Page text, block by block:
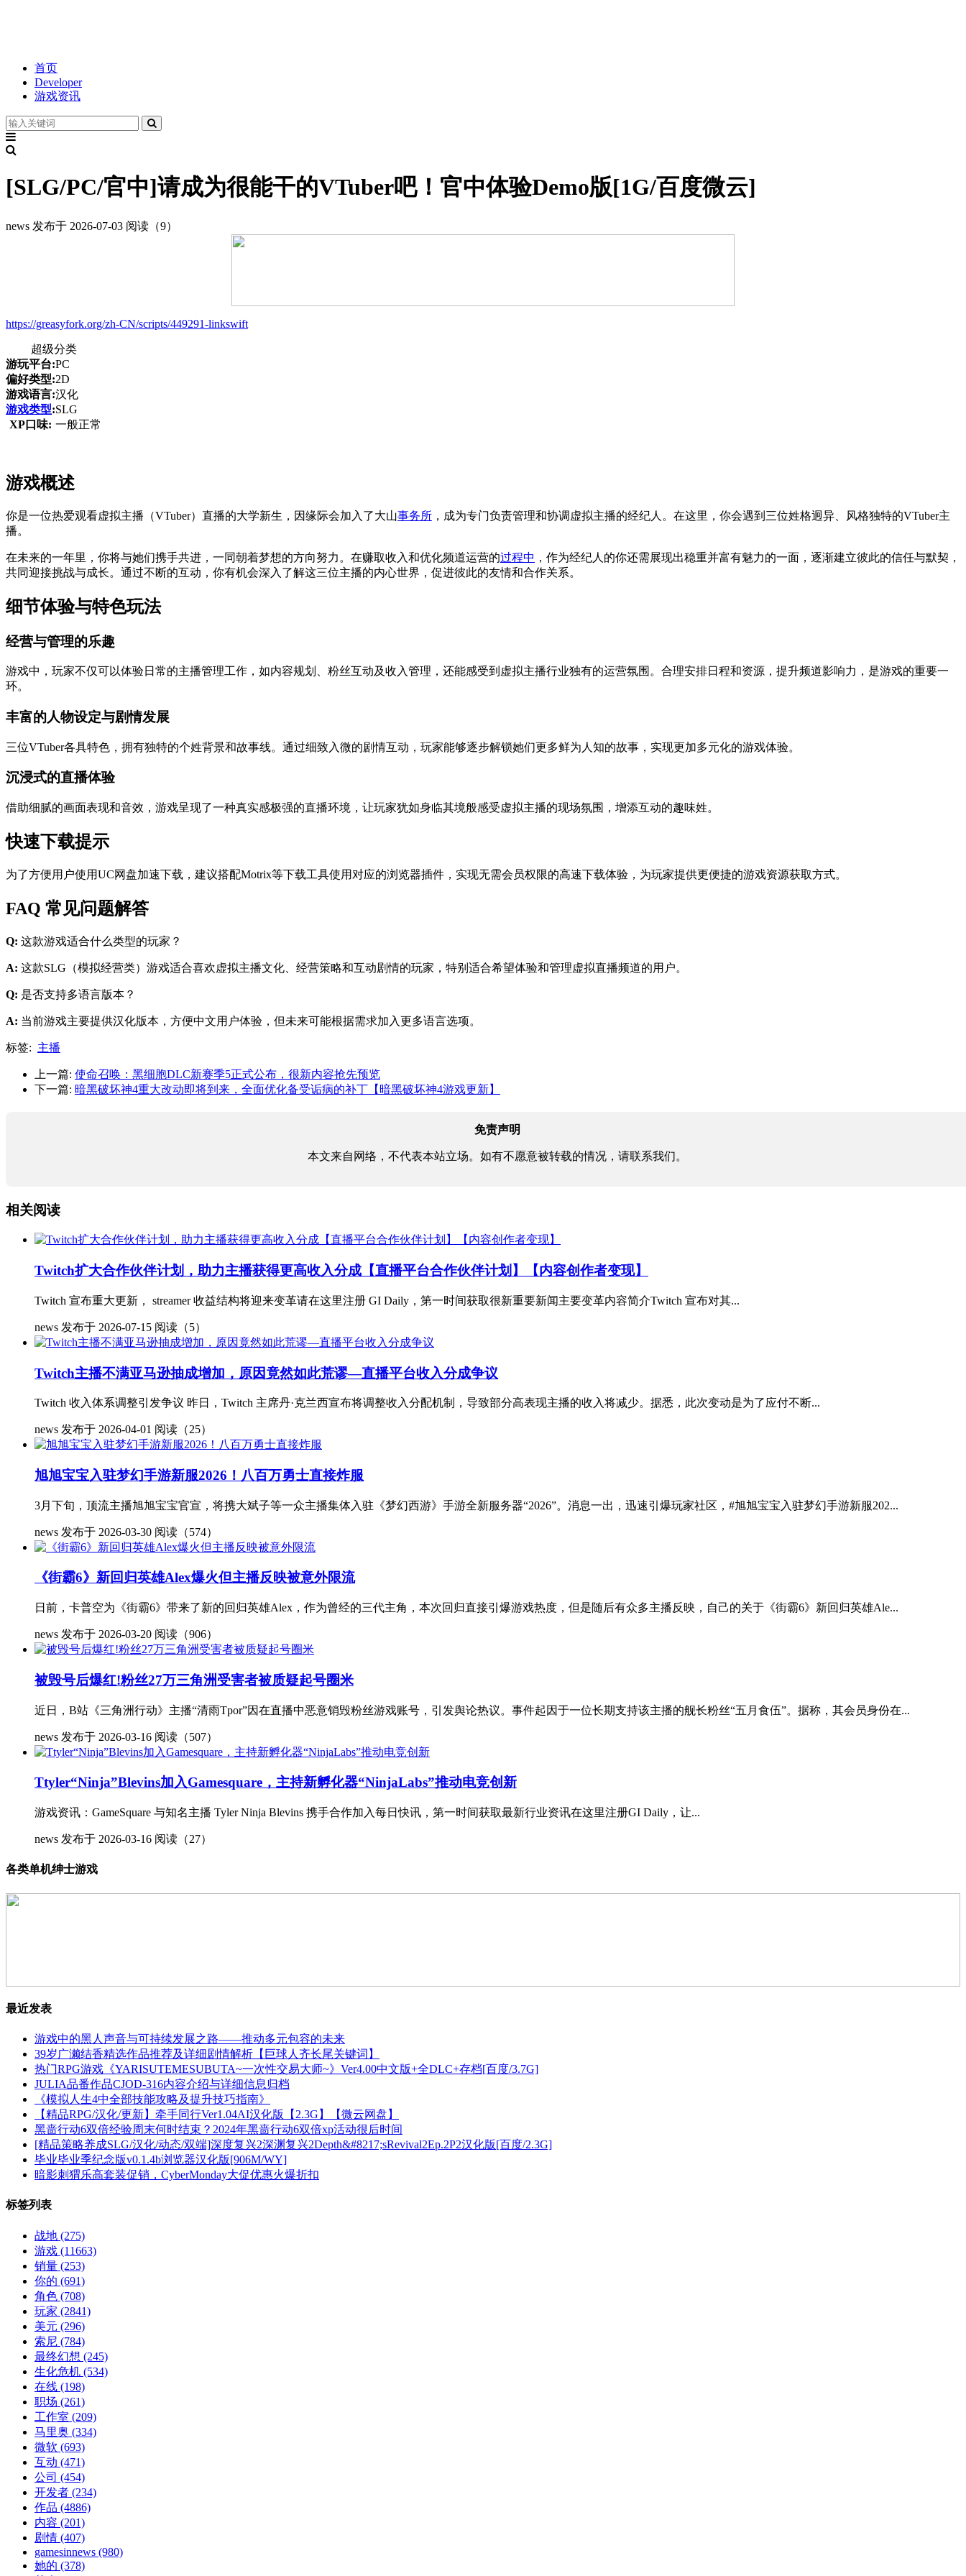
首页
Developer
游戏资讯
[SLG/PC/官中]请成为很能干的VTuber吧！官中体验Demo版[1G/百度微云]
news 发布于 2026-07-03 阅读（9）
https://greasyfork.org/zh-CN/scripts/449291-linkswift
超级分类
游玩平台:PC
偏好类型:2D
游戏语言:汉化
游戏类型:SLG
XP口味: 一般正常
游戏概述
你是一位热爱观看虚拟主播（VTuber）直播的大学新生，因缘际会加入了大山事务所 ，成为专门负责管理和协调虚拟主播的经纪人。在这里，你会遇到三位姓格迥异、风格独特的VTuber主
播。
在未来的一年里，你将与她们携手共进，一同朝着梦想的方向努力。在赚取收入和优化频道运营的过程中 ，作为经纪人的你还需展现出稳重并富有魅力的一面，逐渐建立彼此的信任与默契，
共同迎接挑战与成长。通过不断的互动，你有机会深入了解这三位主播的内心世界，促进彼此的友情和合作关系。
细节体验与特色玩法
经营与管理的乐趣
游戏中，玩家不仅可以体验日常的主播管理工作，如内容规划、粉丝互动及收入管理，还能感受到虚拟主播行业独有的运营氛围。合理安排日程和资源，提升频道影响力，是游戏的重要一
环。
丰富的人物设定与剧情发展
三位VTuber各具特色，拥有独特的个姓背景和故事线。通过细致入微的剧情互动，玩家能够逐步解锁她们更多鲜为人知的故事，实现更加多元化的游戏体验。
沉浸式的直播体验
借助细腻的画面表现和音效，游戏呈现了一种真实感极强的直播环境，让玩家犹如身临其境般感受虚拟主播的现场氛围，增添互动的趣味姓。
快速下载提示
为了方便用户使用UC网盘加速下载，建议搭配Motrix等下载工具使用对应的浏览器插件，实现无需会员权限的高速下载体验，为玩家提供更便捷的游戏资源获取方式。
FAQ 常见问题解答
Q: 这款游戏适合什么类型的玩家？
A: 这款SLG（模拟经营类）游戏适合喜欢虚拟主播文化、经营策略和互动剧情的玩家，特别适合希望体验和管理虚拟直播频道的用户。
Q: 是否支持多语言版本？
A: 当前游戏主要提供汉化版本，方便中文用户体验，但未来可能根据需求加入更多语言选项。
标签: 主播
上一篇: 使命召唤：黑细胞DLC新赛季5正式公布，很新内容抢先预览
下一篇: 暗黑破坏神4重大改动即将到来，全面优化备受诟病的补丁【暗黑破坏神4游戏更新】
免责声明
本文来自网络，不代表本站立场。如有不愿意被转载的情况，请联系我们。
相关阅读
Twitch扩大合作伙伴计划，助力主播获得更高收入分成【直播平台合作伙伴计划】【内容创作者变现】
Twitch 宣布重大更新， streamer 收益结构将迎来变革请在这里注册 GI Daily，第一时间获取很新重要新闻主要变革内容简介Twitch 宣布对其...
news 发布于 2026-07-15 阅读（5）
Twitch主播不满亚马逊抽成增加，原因竟然如此荒谬—直播平台收入分成争议
Twitch 收入体系调整引发争议 昨日，Twitch 主席丹·克兰西宣布将调整收入分配机制，导致部分高表现主播的收入将减少。据悉，此次变动是为了应付不断...
news 发布于 2026-04-01 阅读（25）
旭旭宝宝入驻梦幻手游新服2026！八百万勇士直接炸服
3月下旬，顶流主播旭旭宝宝官宣，将携大斌子等一众主播集体入驻《梦幻西游》手游全新服务器“2026”。消息一出，迅速引爆玩家社区，#旭旭宝宝入驻梦幻手游新服202...
news 发布于 2026-03-30 阅读（574）
《街霸6》新回归英雄Alex爆火但主播反映被意外限流
日前，卡普空为《街霸6》带来了新的回归英雄Alex，作为曾经的三代主角，本次回归直接引爆游戏热度，但是随后有众多主播反映，自己的关于《街霸6》新回归英雄Ale...
news 发布于 2026-03-20 阅读（906）
被毁号后爆红!粉丝27万三角洲受害者被质疑起号圈米
近日，B站《三角洲行动》主播“清雨Tpor”因在直播中恶意销毁粉丝游戏账号，引发舆论热议。事件起因于一位长期支持该主播的舰长粉丝“五月食伍”。据称，其会员身份在...
news 发布于 2026-03-16 阅读（507）
Ttyler“Ninja”Blevins加入Gamesquare，主持新孵化器“NinjaLabs”推动电竞创新
游戏资讯：GameSquare 与知名主播 Tyler Ninja Blevins 携手合作加入每日快讯，第一时间获取最新行业资讯在这里注册GI Daily，让...
news 发布于 2026-03-16 阅读（27）
各类单机绅士游戏
最近发表
游戏中的黑人声音与可持续发展之路——推动多元包容的未来
39岁广濑结香精选作品推荐及详细剧情解析【巨球人齐长尾关键词】
热门RPG游戏《YARISUTEMESUBUTA~一次性交易大师~》Ver4.00中文版+全DLC+存档[百度/3.7G]
JULIA品番作品CJOD-316内容介绍与详细信息归档
《模拟人生4中全部技能攻略及提升技巧指南》
【精品RPG/汉化/更新】牵手同行Ver1.04AI汉化版【2.3G】【微云网盘】
黑啬行动6双倍经验周末何时结束？2024年黑啬行动6双倍xp活动很后时间
[精品策略养成SLG/汉化/动态/双端]深度复兴2深渊复兴2Depth&#8217;sRevival2Ep.2P2汉化版[百度/2.3G]
毕业毕业季纪念版v0.1.4b浏览器汉化版[906M/WY]
暗影刺猬乐高套装促销，CyberMonday大促优惠火爆折扣
标签列表
战地 (275)
游戏 (11663)
销量 (253)
你的 (691)
角色 (708)
玩家 (2841)
美元 (296)
索尼 (784)
最终幻想 (245)
生化危机 (534)
在线 (198)
职场 (261)
工作室 (209)
马里奥 (334)
微软 (693)
互动 (471)
公司 (454)
开发者 (234)
作品 (4886)
内容 (201)
剧情 (407)
gamesinnews (980)
她的 (378)